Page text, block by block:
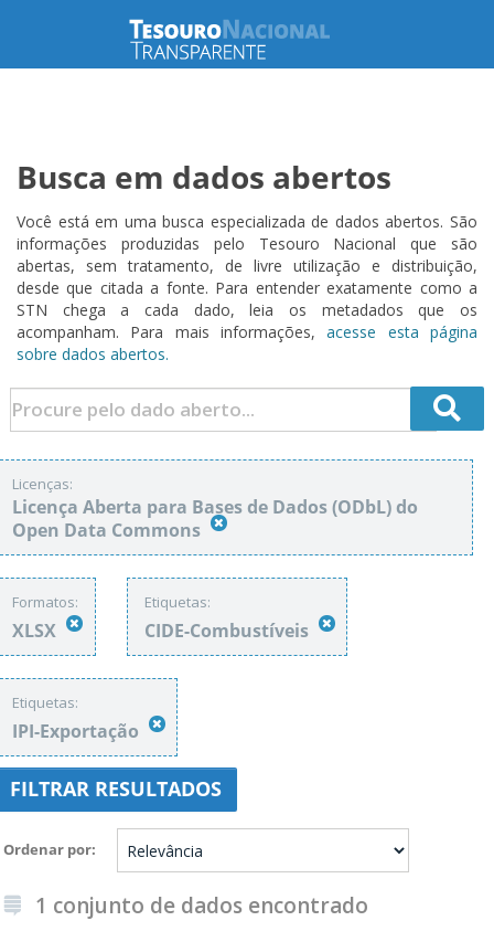
Busca em dados abertos
Você está em uma busca especializada de dados abertos. São
informações produzidas pelo Tesouro Nacional que são
abertas, sem tratamento, de livre utilização e distribuição,
desde que citada a fonte. Para entender exatamente como a
STN chega a cada dado, leia os metadados que os
acompanham. Para mais informações,acesse esta página
sobre dados abertos.
Licenças:
Licença Aberta para Bases de Dados (ODbL) do
Open Data Commons
Formatos:
XLSX
Etiquetas:
CIDE-Combustíveis
Etiquetas:
IPI-Exportação
FILTRAR RESULTADOS
Ordenar por
1 conjunto de dados encontrado